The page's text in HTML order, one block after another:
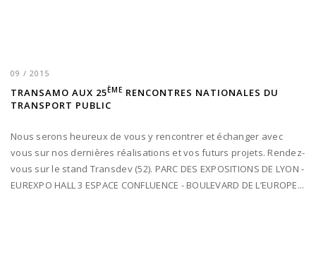
09 / 2015
TRANSAMO AUX 25ÈME RENCONTRES NATIONALES DU
TRANSPORT PUBLIC
Nous serons heureux de vous y rencontrer et échanger avec
vous sur nos dernières réalisations et vos futurs projets. Rendez-
vous sur le stand Transdev (52). PARC DES EXPOSITIONS DE LYON -
EUREXPO HALL 3 ESPACE CONFLUENCE - BOULEVARD DE L’EUROPE...